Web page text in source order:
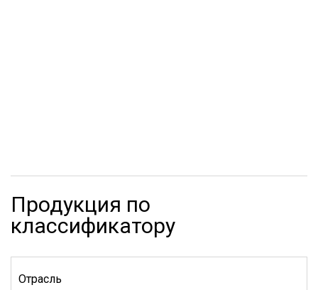
Продукция по
классификатору
Отрасль